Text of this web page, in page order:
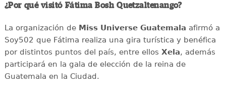
¿Por qué visitó Fátima Bosh Quetzaltenango?
La organización de Miss Universe Guatemala afirmó a
Soy502 que Fátima realiza una gira turística y benéfica
por distintos puntos del país, entre ellos Xela, además
participará en la gala de elección de la reina de
Guatemala en la Ciudad.